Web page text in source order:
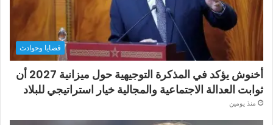
قضايا وحوادث
أخنوش يؤكد في المذكرة التوجيهية حول ميزانية 2027 أن
ثوابت العدالة الاجتماعية والمجالية خيار استراتيجي للبلاد
منذ يومين